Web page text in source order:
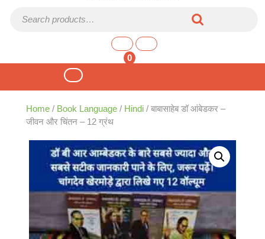
0
shopping
Open
Button
Home / Book Language / Hindi / बाबासाहेब डॉ आंबेडकर –
जीवन और चिंतन – 12 ग्रंथ